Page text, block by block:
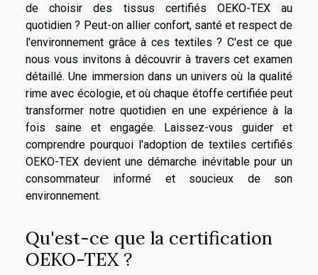
de choisir des tissus certifiés OEKO-TEX au
quotidien ? Peut-on allier confort, santé et respect de
l'environnement grâce à ces textiles ? C'est ce que
nous vous invitons à découvrir à travers cet examen
détaillé. Une immersion dans un univers où la qualité
rime avec écologie, et où chaque étoffe certifiée peut
transformer notre quotidien en une expérience à la
fois saine et engagée. Laissez-vous guider et
comprendre pourquoi l'adoption de textiles certifiés
OEKO-TEX devient une démarche inévitable pour un
consommateur informé et soucieux de son
environnement.
Qu'est-ce que la certification
OEKO-TEX ?